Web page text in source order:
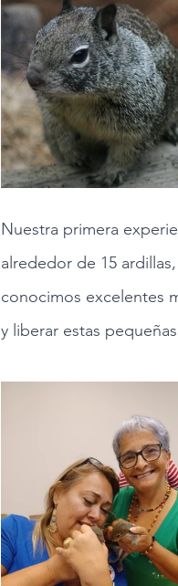
Nuestra primera
alrededor de 15
conocimos excelentes
y liberar estas